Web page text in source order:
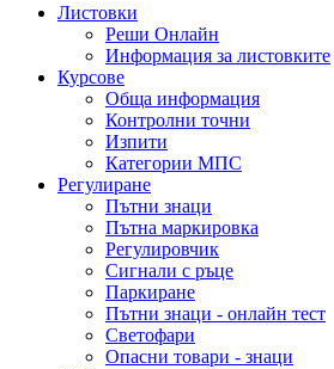
Листовки
Реши Онлайн
Информация за листовките
Курсове
Обща информация
Контролни точни
Изпити
Категории МПС
Регулиране
Пътни знаци
Пътна маркировка
Регулировчик
Сигнали с ръце
Паркиране
Пътни знаци - онлайн тест
Светофари
Опасни товари - знаци